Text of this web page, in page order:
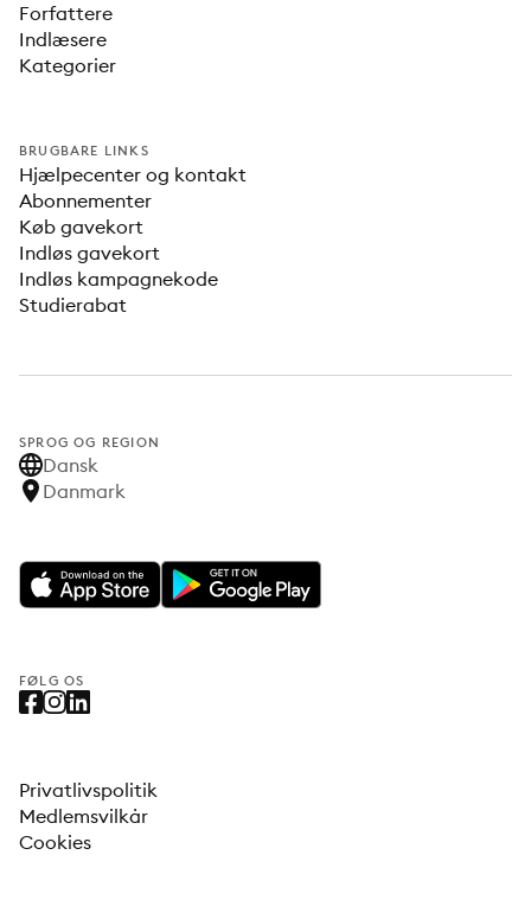
Forfattere
Indlæsere
Kategorier
BRUGBARE LINKS
Hjælpecenter og kontakt
Abonnementer
Køb gavekort
Indløs gavekort
Indløs kampagnekode
Studierabat
SPROG OG REGION
Dansk
Danmark
FØLG OS
Privatlivspolitik
Medlemsvilkår
Cookies